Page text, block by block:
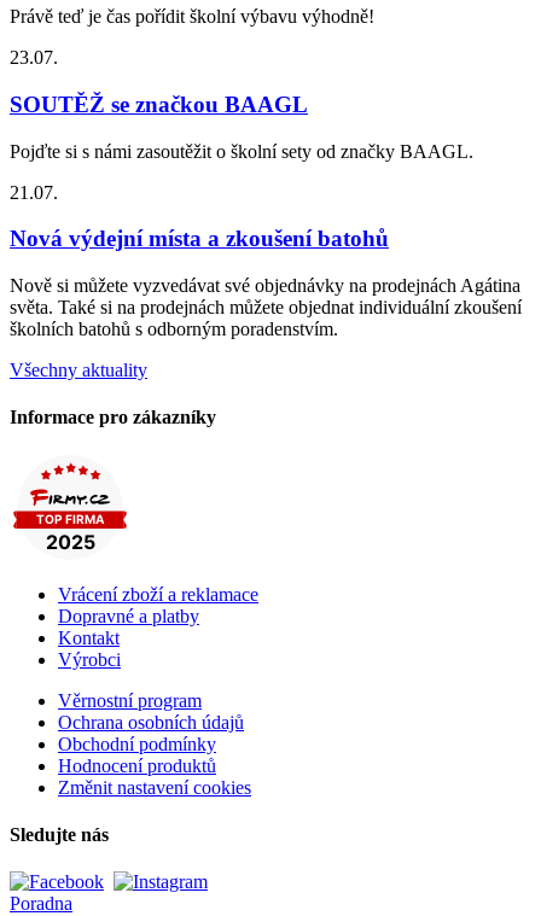
Právě teď je čas pořídit školní výbavu výhodně!
23.07.
SOUTĚŽ se značkou BAAGL
Pojďte si s námi zasoutěžit o školní sety od značky BAAGL.
21.07.
Nová výdejní místa a zkoušení batohů
Nově si můžete vyzvedávat své objednávky na prodejnách Agátina
světa. Také si na prodejnách můžete objednat individuální zkoušení
školních batohů s odborným poradenstvím.
Všechny aktuality
Informace pro zákazníky
Vrácení zboží a reklamace
Dopravné a platby
Kontakt
Výrobci
Věrnostní program
Ochrana osobních údajů
Obchodní podmínky
Hodnocení produktů
Změnit nastavení cookies
Sledujte nás
Poradna